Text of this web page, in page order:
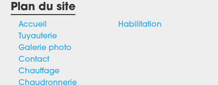
Plan du site
Accueil
Tuyauterie
Galerie photo
Contact
Chauffage
Chaudronnerie
Habilitation